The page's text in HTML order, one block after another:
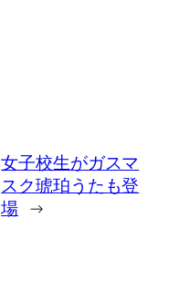
女子校生がガスマ
スク琥珀うたも登
場 →